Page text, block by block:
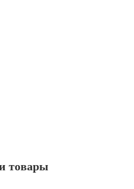
товары